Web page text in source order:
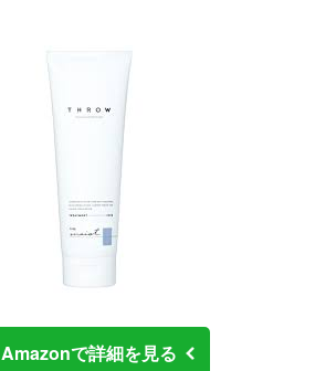
Amazonで詳細を見る